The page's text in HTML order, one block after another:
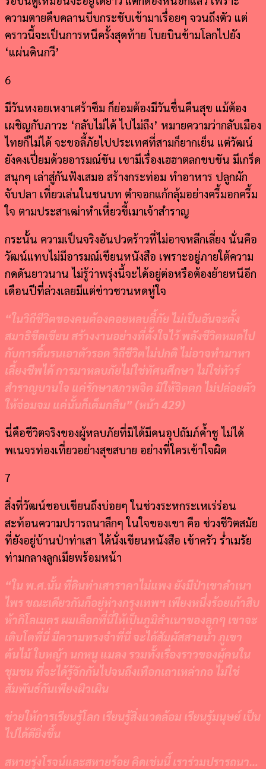
ความตายคืบคลานบีบกระชับเข้ามาเรื่อยๆ จวนถึงตัว แต่
คราวนี้จะเป็นการหนีครั้งสุดท้าย โบยบินข้ามโลกไปยัง
‘แผ่นดินกวี’
6
มีวันหงอยเหงาเศร้าซึม ก็ย่อมต้องมีวันชื่นคืนสุข แม้ต้อง
เผชิญกับภาวะ ‘กลับไม่ได้ ไปไม่ถึง’ หมายความว่ากลับเมือง
ไทยก็ไม่ได้ จะขอลี้ภัยไปประเทศที่สามก็ยากเย็น แต่วัฒน์
ยังคงเปี่ยมด้วยอารมณ์ขัน เขามีเรื่องเฮฮาตลกขบขัน มีเกร็ด
สนุกๆ เล่าสู่กันฟังเสมอ สร้างกระท่อม ทำอาหาร ปลูกผัก
จับปลา เที่ยวเล่นในชนบท ตำจอกแก้กลุ้มอย่างครึ้มอกครึ้ม
ใจ ตามประสาเฒ่าหำเหี่ยวขี้เมาเจ้าสำราญ
กระนั้น ความเป็นจริงอันปวดร้าวที่ไม่อาจหลีกเลี่ยง นั่นคือ
วัฒน์แทบไม่มีอารมณ์เขียนหนังสือ เพราะอยู่ภายใต้ความ
กดดันยาวนาน ไม่รู้ว่าพรุ่งนี้จะได้อยู่ต่อหรือต้องย้ายหนีอีก
เดือนปีที่ล่วงเลยมีแต่ข่าวชวนหดหู่ใจ
“ในวิถีชีวิตของคนต้องคอยหลบลี้ภัย ไม่เป็นอันจะตั้ง
สมาธิขีดเขียน สร้างงานอย่างที่ตั้งใจไว้ พลังชีวิตหมดไป
กับการดิ้นรนเอาตัวรอด วิถีชีวิตไม่ปกติ ไม่อาจทำมาหา
เลี้ยงชีพได้ การมาหลบภัยไม่ใช่ทัศนศึกษา ไม่ใช่ทัวร์
สำราญบานใจ แค่รักษาสภาพจิต มิให้จิตตก ไม่ปล่อยตัว
ให้จ่อมจม แค่นั้นก็เต็มกลืน” (หน้า 429)
นี่คือชีวิตจริงของผู้หลบภัยที่มิได้มีคนอุปถัมภ์ค้ำชู ไม่ได้
พเนจรท่องเที่ยวอย่างสุขสบาย อย่างที่ใครเข้าใจผิด
7
สิ่งที่วัฒน์ชอบเขียนถึงบ่อยๆ ในช่วงระหกระเหเร่ร่อน
สะท้อนความปรารถนาลึกๆ ในใจของเขา คือ ช่วงชีวิตสมัย
ที่ยังอยู่บ้านป่าท่าเสา ได้นั่งเขียนหนังสือ เข้าครัว ร่ำเมรัย
ท่ามกลางลูกเมียพร้อมหน้า
“ใน พ.ศ.นั้น ที่ดินท่าเสาราคาไม่แพง ยังมีป่าเขาลำเนา
ไพร ขณะเดียวกันก็อยู่ห่างกรุงเทพฯ เพียงหนึ่งร้อยเก้าสิบ
ห้ากิโลเมตร ผมเลือกที่นี่ให้เป็นภูมิลำเนาของลูกๆ เขาจะ
เติบโตที่นี่ มีความทรงจำที่นี่ จะได้สัมผัสสายน้ำ ภูเขา
ต้นไม้ ใบหญ้า นกหนู แมลง รวมทั้งเรื่องราวของผู้คนใน
ชุมชน ที่จะได้รู้จักกันไปจนถึงเทือกเถาเหล่ากอ ไม่ใช่
สัมพันธ์กันเพียงผิวเผิน
ช่วยให้การเรียนรู้โลก เรียนรู้สิ่งแวดล้อม เรียนรู้มนุษย์ เป็น
ไปได้ดียิ่งขึ้น
สหายรุ่งโรจน์และสหายร้อย คิดเช่นนี้ เราร่วมปรารถนา…